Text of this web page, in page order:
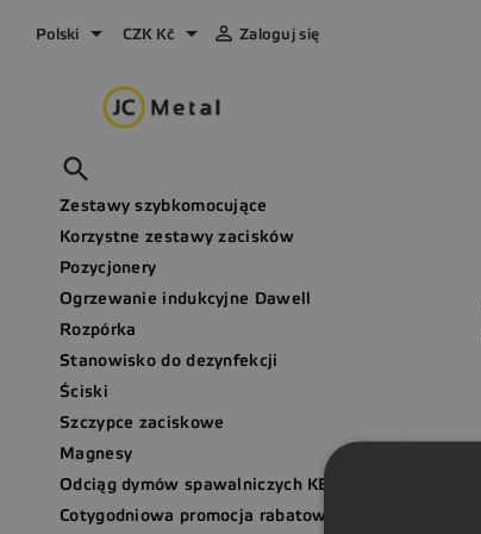
Polski  CZK Kč   Zaloguj się

Zestawy szybkomocujące
Korzystne zestawy zacisków
Pozycjonery
Ogrzewanie indukcyjne Dawell
Rozpórka
Stanowisko do dezynfekcji
Ściski
Szczypce zaciskowe
Magnesy
Odciąg dymów spawalniczych KEMPER
Cotygodniowa promocja rabatowa - newsletter